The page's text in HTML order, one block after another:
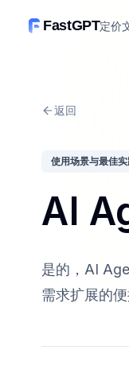
FastGPT定价
返回
使用场景与最佳
AI
是的，AI
需求扩展的